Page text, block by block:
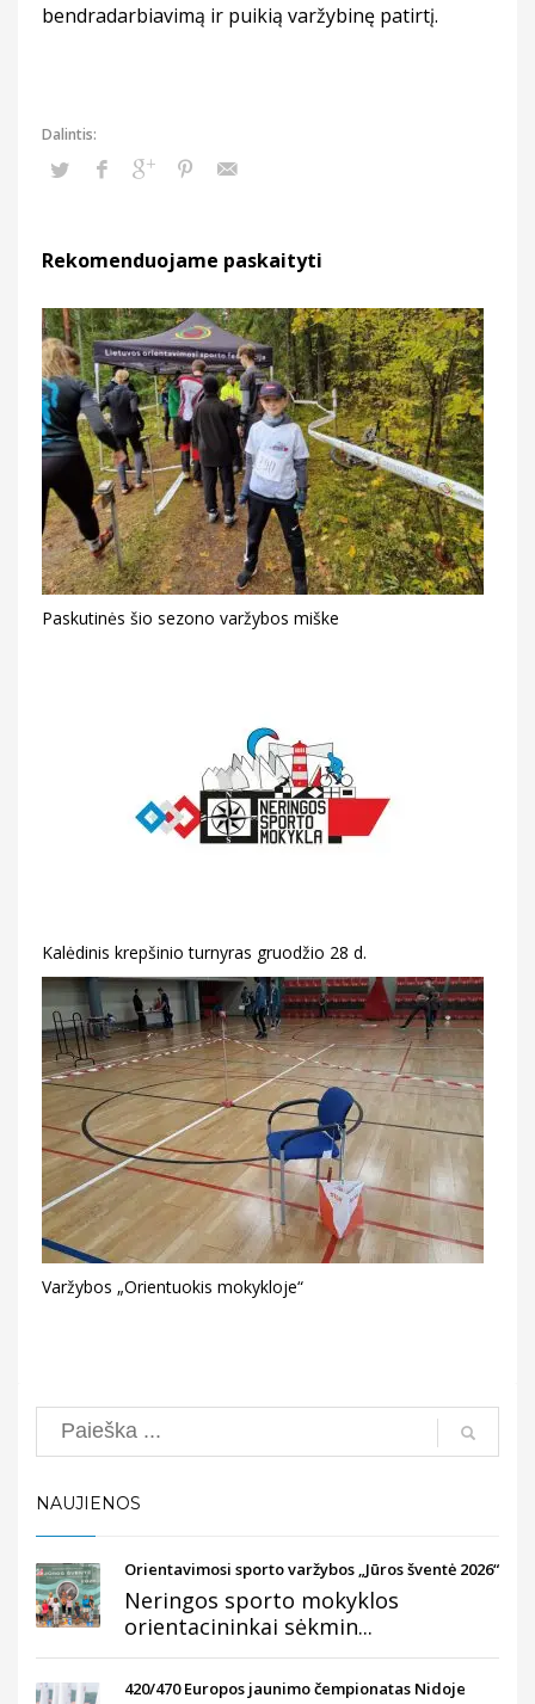
bendradarbiavimą ir puikią varžybinę patirtį.
Rekomenduojame paskaityti
Paskutinės šio sezono varžybos miške
Kalėdinis krepšinio turnyras gruodžio 28 d.
Varžybos „Orientuokis mokykloje“
Search
NAUJIENOS
Orientavimosi sporto varžybos „Jūros šventė 2026“
Neringos sporto mokyklos
orientacininkai sėkmin...
420/470 Europos jaunimo čempionatas Nidoje